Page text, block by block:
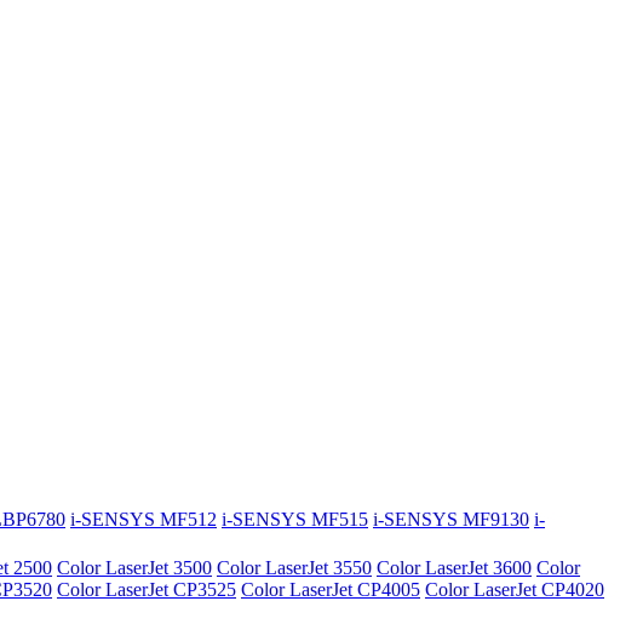
i-SENSYS MF512 i-SENSYS MF515 i-SENSYS MF9130 i-
2500 Color LaserJet 3500 Color LaserJet 3550 Color LaserJet 3600 Color
Color LaserJet CP3525 Color LaserJet CP4005 Color LaserJet CP4020